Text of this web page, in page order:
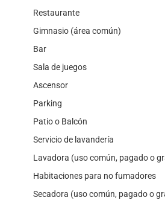
Restaurante
Gimnasio (área común)
Bar
Sala de juegos
Ascensor
Parking
Patio o Balcón
Servicio de lavandería
Lavadora (uso común, pagado o
Habitaciones para no fumadores
Secadora (uso común, pagado o